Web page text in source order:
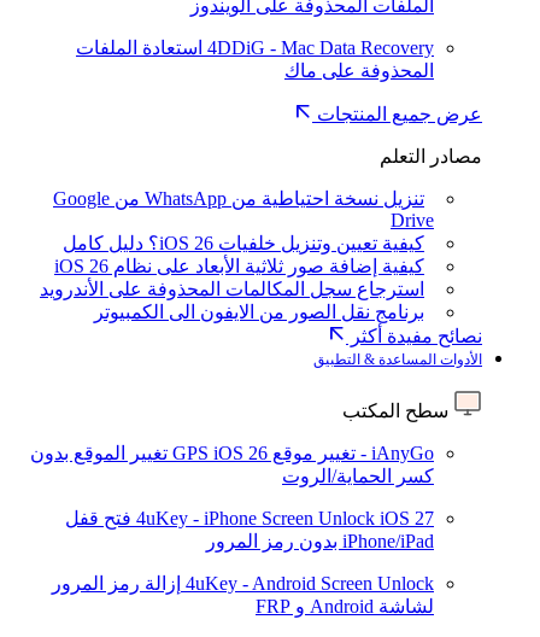
الملفات المحذوفة على الويندوز
4DDiG - Mac Data Recovery استعادة الملفات
المحذوفة على ماك
عرض جميع المنتجات
مصادر التعلم
تنزيل نسخة احتياطية من WhatsApp من Google
Drive
كيفية تعيين وتنزيل خلفيات iOS 26؟ دليل كامل
كيفية إضافة صور ثلاثية الأبعاد على نظام iOS 26
استرجاع سجل المكالمات المحذوفة على الأندرويد
برنامج نقل الصور من الايفون الى الكمبيوتر
نصائح مفيدة أكثر
الأدوات المساعدة & التطبيق
سطح المكتب
iAnyGo - تغيير موقع GPS iOS 26
تغيير الموقع بدون
كسر الحماية/الروت
4uKey - iPhone Screen Unlock iOS 27
فتح قفل
iPhone/iPad بدون رمز المرور
4uKey - Android Screen Unlock إزالة رمز المرور
لشاشة Android و FRP